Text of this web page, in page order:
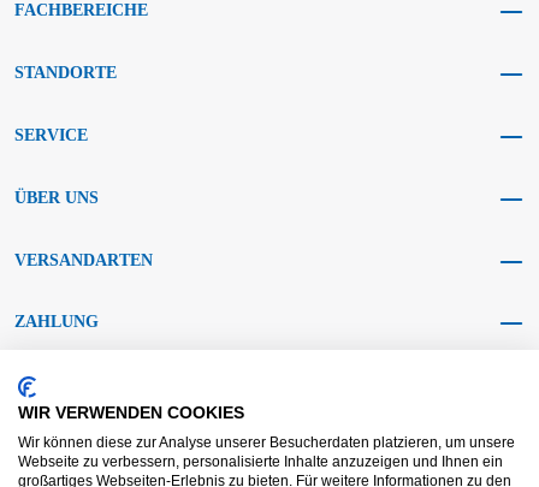
FACHBEREICHE
STANDORTE
SERVICE
ÜBER UNS
VERSANDARTEN
ZAHLUNG
SOCIAL MEDIA
WIR VERWENDEN COOKIES
Wir können diese zur Analyse unserer Besucherdaten platzieren, um unsere
Webseite zu verbessern, personalisierte Inhalte anzuzeigen und Ihnen ein
großartiges Webseiten-Erlebnis zu bieten. Für weitere Informationen zu den